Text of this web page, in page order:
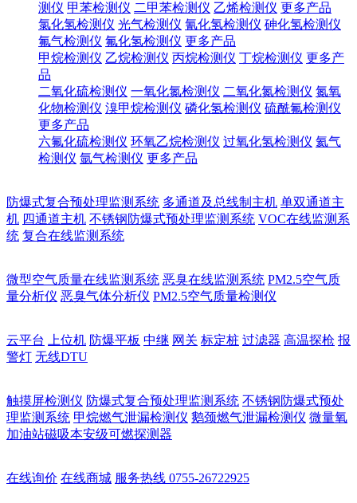
测仪 甲苯检测仪 二甲苯检测仪 乙烯检测仪 更多产品
氯化氢检测仪 光气检测仪 氰化氢检测仪 砷化氢检测仪
氟气检测仪 氟化氢检测仪 更多产品
甲烷检测仪 乙烷检测仪 丙烷检测仪 丁烷检测仪 更多产
品
二氧化硫检测仪 一氧化氮检测仪 二氧化氮检测仪 氮氧
化物检测仪 溴甲烷检测仪 磷化氢检测仪 硫酰氟检测仪
更多产品
六氟化硫检测仪 环氧乙烷检测仪 过氧化氢检测仪 氦气
检测仪 氩气检测仪 更多产品
防爆式复合预处理监测系统 多通道及总线制主机 单双通道主
机 四通道主机 不锈钢防爆式预处理监测系统 VOC在线监测系
统 复合在线监测系统
微型空气质量在线监测系统 恶臭在线监测系统 PM2.5空气质
量分析仪 恶臭气体分析仪 PM2.5空气质量检测仪
云平台 上位机 防爆平板 中继 网关 标定桩 过滤器 高温探枪 报
警灯 无线DTU
触摸屏检测仪 防爆式复合预处理监测系统 不锈钢防爆式预处
理监测系统 甲烷燃气泄漏检测仪 鹅颈燃气泄漏检测仪 微量氧
加油站磁吸本安级可燃探测器
在线询价 在线商城 服务热线 0755-26722925